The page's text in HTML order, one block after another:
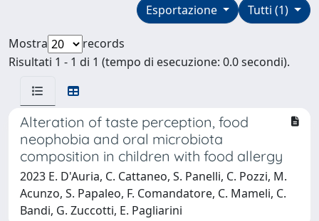
Tutti (1)
Esportazione
Mostra
records
Risultati 1 - 1 di 1 (tempo di esecuzione: 0.0 secondi).
Alteration of taste perception, food
neophobia and oral microbiota
composition in children with food allergy
2023 E. D'Auria, C. Cattaneo, S. Panelli, C. Pozzi, M.
Acunzo, S. Papaleo, F. Comandatore, C. Mameli, C.
Bandi, G. Zuccotti, E. Pagliarini